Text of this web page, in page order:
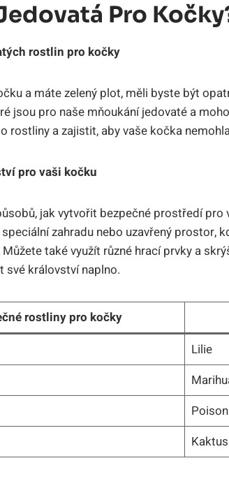
Pro
rostlin pro kočky
a máte zelený plot, měli byste být
jsou pro naše mňoukání jedovaté a
rostliny a zajistit, aby vaše kočka
pro vaši kočku
jak vytvořit bezpečné prostředí
zahradu nebo uzavřený prostor,
také využít různé hrací prvky a
své království naplno.
rostliny pro kočky
Lilie
Kaktus